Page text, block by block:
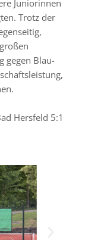
Juniorinnen
Trotz der
gegen Blau-
Hersfeld 5:1